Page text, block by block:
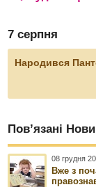
7 серпня
Народився
Пов’язані
08 грудня
Вже з